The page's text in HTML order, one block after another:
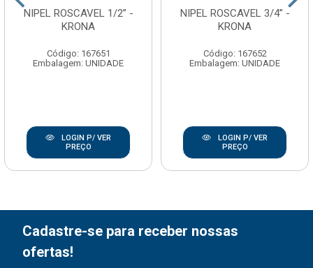
NIPEL ROSCAVEL 1/2” -
KRONA
Código: 167651
Embalagem: UNIDADE
LOGIN P/ VER
PREÇO
NIPEL ROSCAVEL 3/4” -
KRONA
Código: 167652
Embalagem: UNIDADE
LOGIN P/ VER
PREÇO
Cadastre-se para receber nossas
ofertas!